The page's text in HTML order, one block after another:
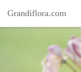
Grandiflora.com